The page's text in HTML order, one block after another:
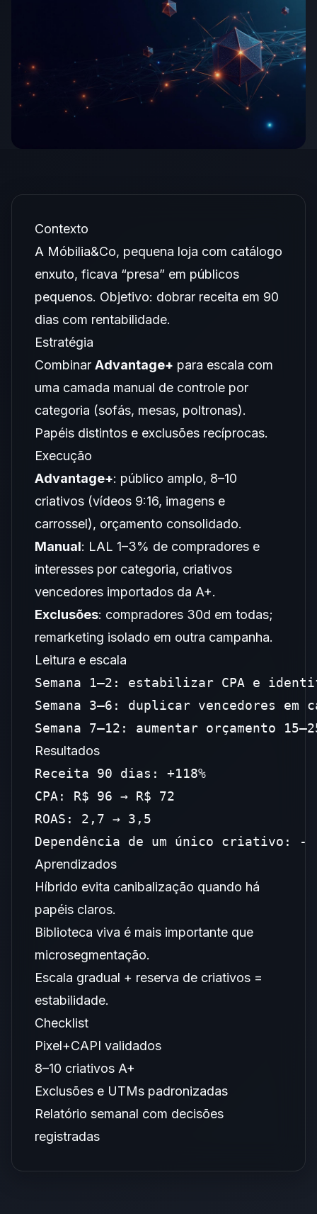
Contexto
A Móbilia&Co, pequena loja com catálogo
enxuto, ficava “presa” em públicos
pequenos. Objetivo: dobrar receita em 90
dias com rentabilidade.
Estratégia
Combinar Advantage+ para escala com
uma camada manual de controle por
categoria (sofás, mesas, poltronas).
Papéis distintos e exclusões recíprocas.
Execução
Advantage+: público amplo, 8–10
criativos (vídeos 9:16, imagens e
carrossel), orçamento consolidado.
Manual: LAL 1–3% de compradores e
interesses por categoria, criativos
vencedores importados da A+.
Exclusões: compradores 30d em todas;
remarketing isolado em outra campanha.
Leitura e escala
Semana 1–2: estabilizar CPA e
Semana 3–6: duplicar vencedores em
Semana 7–12: aumentar orçamento
Resultados
Receita 90 dias: +118%
CPA: R$ 96 → R$ 72
ROAS: 2,7 → 3,5
Dependência de um único criativo:
Aprendizados
Híbrido evita canibalização quando há
papéis claros.
Biblioteca viva é mais importante que
microsegmentação.
Escala gradual + reserva de criativos =
estabilidade.
Checklist
Pixel+CAPI validados
8–10 criativos A+
Exclusões e UTMs padronizadas
Relatório semanal com decisões
registradas